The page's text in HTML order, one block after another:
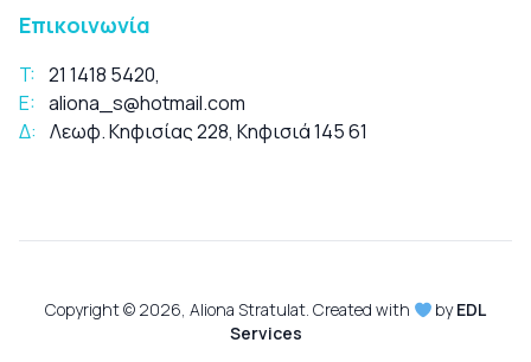
Επικοινωνία
T: 21 1418 5420,
E: aliona_s@hotmail.com
Δ: Λεωφ. Κηφισίας 228, Κηφισιά 145 61
Copyright © 2026, Aliona Stratulat. Created with byEDL
Services